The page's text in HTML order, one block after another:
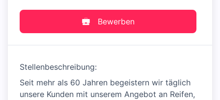
Bewerben
Stellenbeschreibung:
Seit mehr als 60 Jahren begeistern wir täglich
unsere Kunden mit unserem Angebot an Reifen,